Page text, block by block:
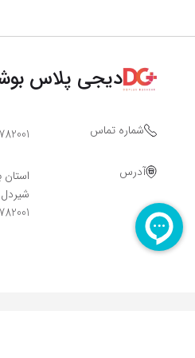
دیجی پلاس
شماره تماس
آدرس
استان